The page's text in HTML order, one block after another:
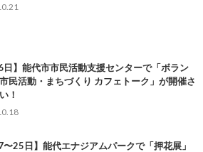
日】能代市市民活動支援センターで「ボラン
民活動・まちづくり カフェトーク」が開催さ
！
〜25日】能代エナジアムパークで「押花展」